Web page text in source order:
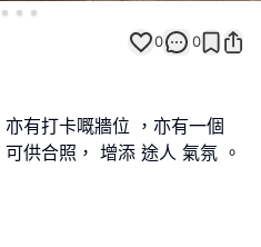
0 0
有打卡嘅牆位 ，亦有一個
供合照， 增添 途人 氣氛 。